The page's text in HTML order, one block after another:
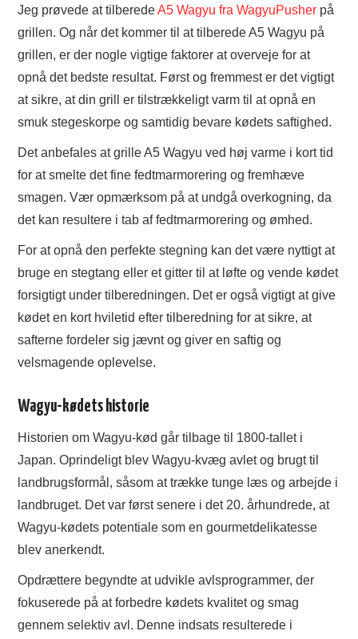
Jeg prøvede at tilberedeA5 Wagyu fra WagyuPusher på
grillen. Og når det kommer til at tilberede A5 Wagyu på
grillen, er der nogle vigtige faktorer at overveje for at
opnå det bedste resultat. Først og fremmest er det vigtigt
at sikre, at din grill er tilstrækkeligt varm til at opnå en
smuk stegeskorpe og samtidig bevare kødets saftighed.
Det anbefales at grille A5 Wagyu ved høj varme i kort tid
for at smelte det fine fedtmarmorering og fremhæve
smagen. Vær opmærksom på at undgå overkogning, da
det kan resultere i tab af fedtmarmorering og ømhed.
For at opnå den perfekte stegning kan det være nyttigt at
bruge en stegtang eller et gitter til at løfte og vende kødet
forsigtigt under tilberedningen. Det er også vigtigt at give
kødet en kort hviletid efter tilberedning for at sikre, at
safterne fordeler sig jævnt og giver en saftig og
velsmagende oplevelse.
Wagyu-kødets historie
Historien om Wagyu-kød går tilbage til 1800-tallet i
Japan. Oprindeligt blev Wagyu-kvæg avlet og brugt til
landbrugsformål, såsom at trække tunge læs og arbejde i
landbruget. Det var først senere i det 20. århundrede, at
Wagyu-kødets potentiale som en gourmetdelikatesse
blev anerkendt.
Opdrættere begyndte at udvikle avlsprogrammer, der
fokuserede på at forbedre kødets kvalitet og smag
gennem selektiv avl. Denne indsats resulterede i